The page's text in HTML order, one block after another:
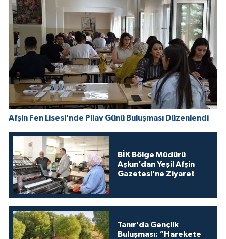
Afşin Fen Lisesi’nde Pilav Günü Buluşması Düzenlendi
BİK Bölge Müdürü
Aşkın’dan Yeşil Afşin
Gazetesi’ne Ziyaret
Tanır’da Gençlik
Buluşması: “Harekete